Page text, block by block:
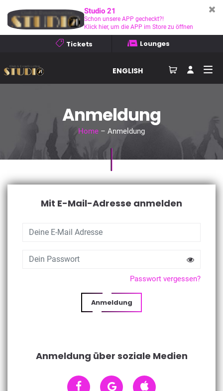
Tickets Lounges
ENGLISH
Anmeldung
Home– Anmeldung
Mit E-Mail-Adresse anmelden
Passwort vergessen?
Anmeldung
Anmeldung über soziale Medien
Studio 21
Schon unsere APP gecheckt?!
Klick hier, um die APP im Store zu öffnen